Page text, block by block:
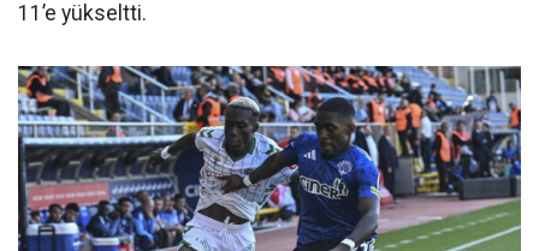
11’e yükseltti.